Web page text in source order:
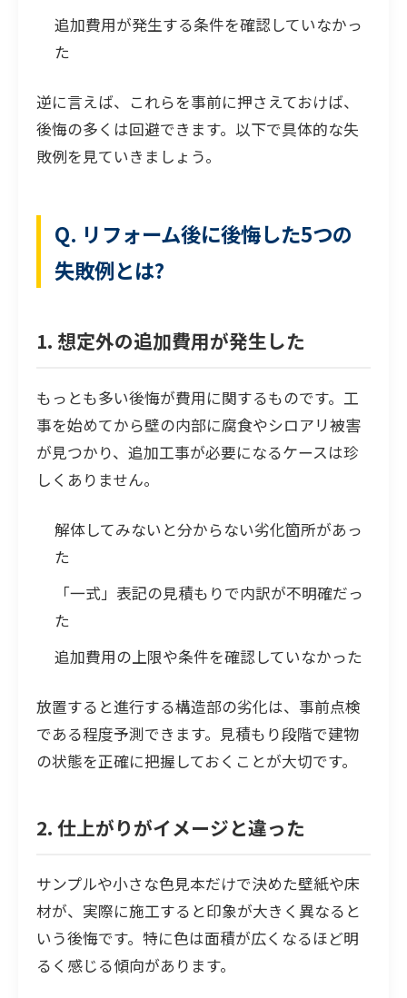
追加費用が発生する条件を確認していなかっ
た
逆に言えば、これらを事前に押さえておけば、
後悔の多くは回避できます。以下で具体的な失
敗例を見ていきましょう。
Q. リフォーム後に後悔した5つの
失敗例とは?
1. 想定外の追加費用が発生した
もっとも多い後悔が費用に関するものです。工
事を始めてから壁の内部に腐食やシロアリ被害
が見つかり、追加工事が必要になるケースは珍
しくありません。
解体してみないと分からない劣化箇所があっ
た
「一式」表記の見積もりで内訳が不明確だっ
た
追加費用の上限や条件を確認していなかった
放置すると進行する構造部の劣化は、事前点検
である程度予測できます。見積もり段階で建物
の状態を正確に把握しておくことが大切です。
2. 仕上がりがイメージと違った
サンプルや小さな色見本だけで決めた壁紙や床
材が、実際に施工すると印象が大きく異なると
いう後悔です。特に色は面積が広くなるほど明
るく感じる傾向があります。